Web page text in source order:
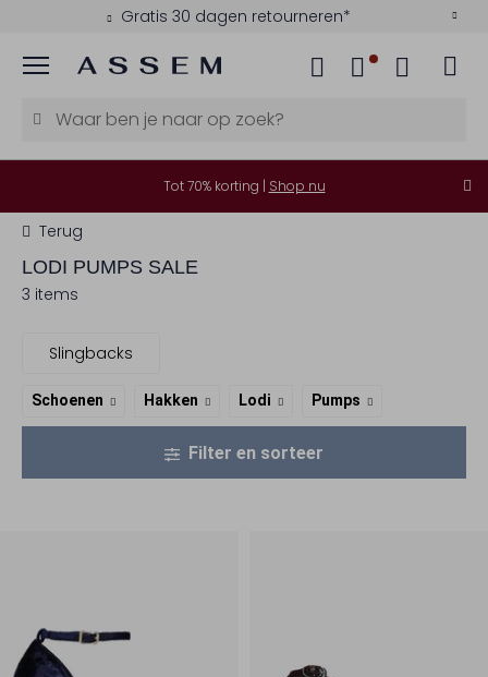
Gratis 30 dagen retourneren*
Menu
Tot 70% korting | Shop nu
Terug
LODI PUMPS SALE
3 items
Slingbacks
Schoenen Hakken Lodi Pumps
Filter en sorteer